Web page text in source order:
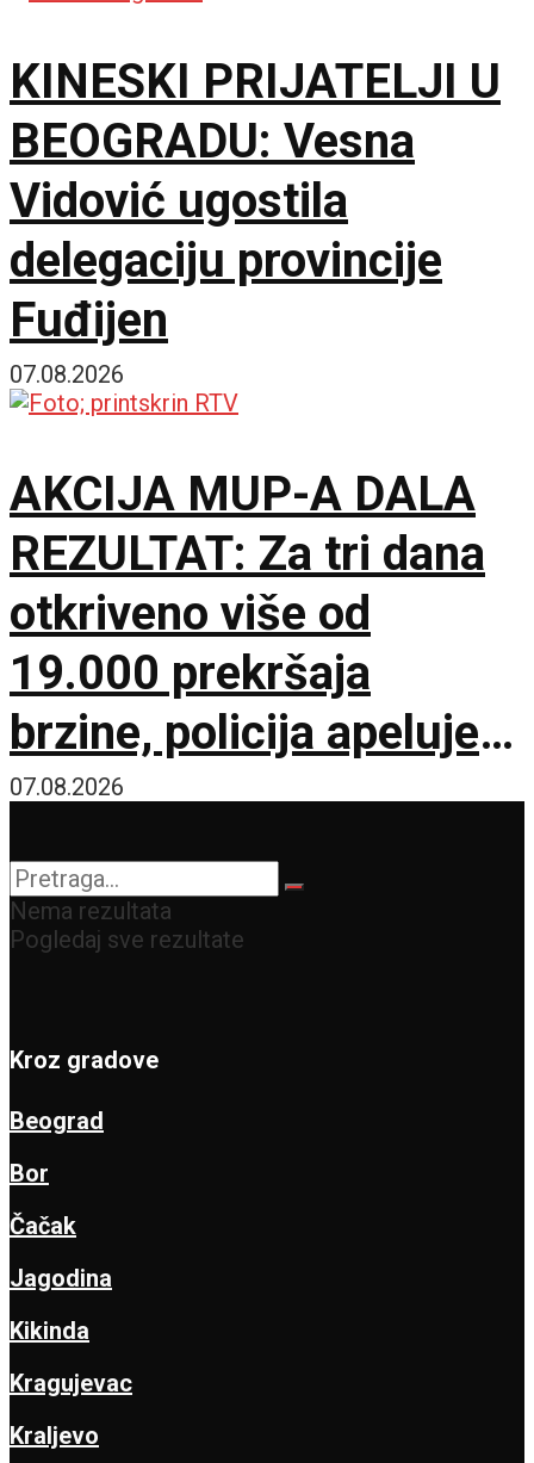
KINESKI PRIJATELJI U
BEOGRADU: Vesna
Vidović ugostila
delegaciju provincije
Fuđijen
07.08.2026
AKCIJA MUP-A DALA
REZULTAT: Za tri dana
otkriveno više od
19.000 prekršaja
brzine, policija apeluje
na vozače pred burni
vikend
07.08.2026
Nema rezultata
Pogledaj sve rezultate
Kroz gradove
Beograd
Bor
Čačak
Jagodina
Kikinda
Kragujevac
Kraljevo